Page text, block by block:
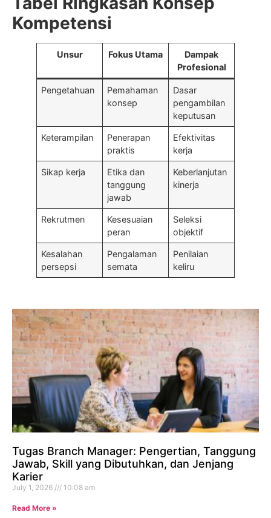
Kompetensi
Unsur Fokus Utama
Dampak
Profesional
Pengetahuan
Pemahaman
konsep
Dasar
pengambilan
keputusan
Keterampilan
Penerapan
praktis
Efektivitas
kerja
Sikap kerja
Etika dan
tanggung
jawab
Keberlanjutan
kinerja
Rekrutmen
Kesesuaian
peran
Seleksi
objektif
Kesalahan
persepsi
Pengalaman
semata
Penilaian
keliru
Tugas Branch Manager: Pengertian, Tanggung
Jawab, Skill yang Dibutuhkan, dan Jenjang
Karier
July 1, 2026 10:08 am
Read More »